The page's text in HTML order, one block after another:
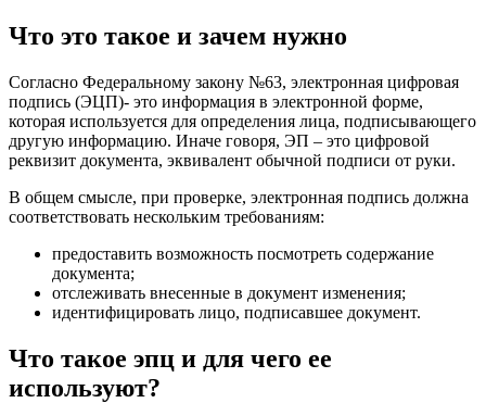
Что это такое и зачем нужно
Согласно Федеральному закону №63, электронная цифровая
подпись (ЭЦП)- это информация в электронной форме,
которая используется для определения лица, подписывающего
другую информацию. Иначе говоря, ЭП – это цифровой
реквизит документа, эквивалент обычной подписи от руки.
В общем смысле, при проверке, электронная подпись должна
соответствовать нескольким требованиям:
предоставить возможность посмотреть содержание
документа;
отслеживать внесенные в документ изменения;
идентифицировать лицо, подписавшее документ.
Что такое эпц и для чего ее
используют?